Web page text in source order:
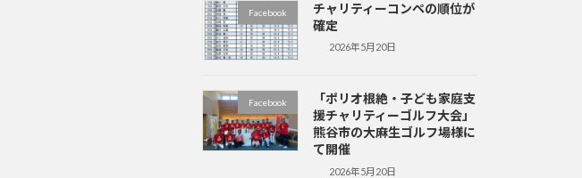
Facebook
チャリティーコンペの順位が
確定
2026年5月20日
Facebook
「ポリオ根絶・子ども家庭支
援チャリティーゴルフ大会」
熊谷市の大麻生ゴルフ場様に
て開催
2026年5月20日